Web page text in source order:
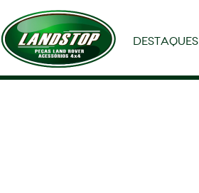
DESTAQUES